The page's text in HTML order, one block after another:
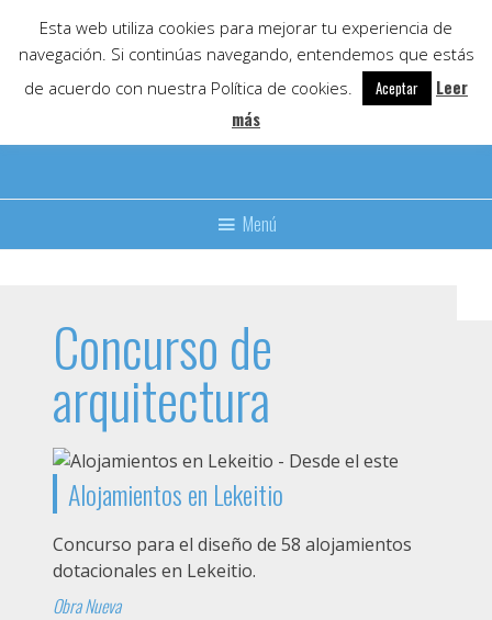
content
Menú
Concurso de
arquitectura
Alojamientos en Lekeitio
Concurso para el diseño de 58 alojamientos
dotacionales en Lekeitio.
Obra Nueva
Esta web utiliza cookies para mejorar tu experiencia de
navegación. Si continúas navegando, entendemos que estás
de acuerdo con nuestra Política de cookies.
Aceptar
Leer
más